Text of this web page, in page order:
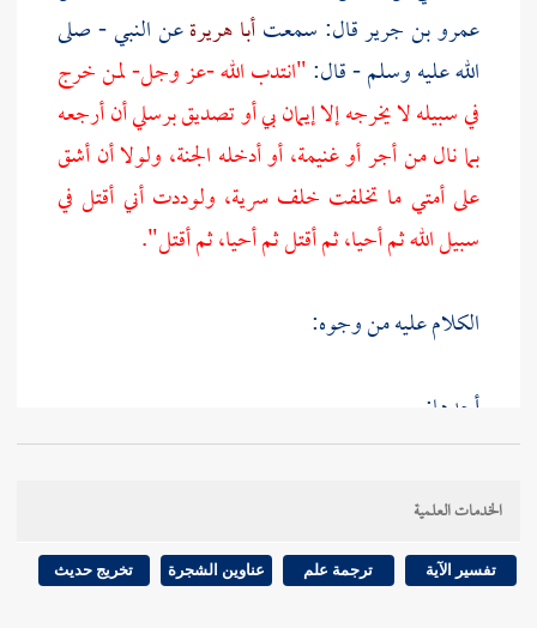
عمرو بن جريرقال: سمعتأبا هريرةعن النبي - صلى
الله عليه وسلم - قال:"انتدب الله -عز وجل- لمن خرج
في سبيله لا يخرجه إلا إيمان بي أو تصديق برسلي أن أرجعه
بما نال من أجر أو غنيمة، أو أدخله الجنة، ولولا أن أشق
على أمتي ما تخلفت خلف سرية، ولوددت أني أقتل في
سبيل الله ثم أحيا، ثم أقتل ثم أحيا، ثم أقتل".
الكلام عليه من وجوه:
أحدها:
أخرج البخاري
المجاهد في سبيل الله - والله أعلم بمن يجاهد في سبيله -
كمثل الصائم القائم، وتوكل الله للمجاهد في سبيله بأن
الخدمات العلمية
تفسير الآية ترجمة علم عناوين الشجرة تخريج حديث